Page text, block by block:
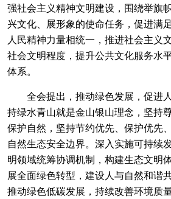
强社会主义精神文明建设，围绕举旗
兴文化、展形象的使命任务，促进满
人民精神力量相统一，推进社会主义
社会文明程度，提升公共文化服务水
体系。
全会提出，推动绿色发展，促进
持绿水青山就是金山银山理念，坚持
保护自然，坚持节约优先、保护优先
自然生态安全边界。深入实施可持续
明领域统筹协调机制，构建生态文明
展全面绿色转型，建设人与自然和谐
推动绿色低碳发展，持续改善环境质